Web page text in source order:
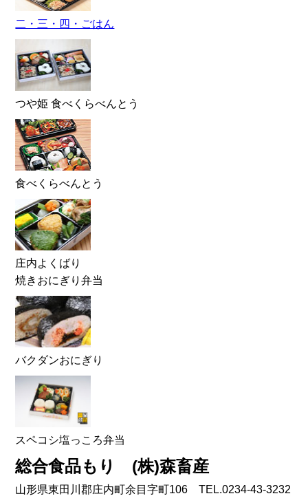
二・三・四・ごはん
つや姫 食べくらべんとう
食べくらべんとう
庄内よくばり
焼きおにぎり弁当
バクダンおにぎり
スペコシ塩っころ弁当
総合食品もり (株)森畜産
山形県東田川郡庄内町余目字町106 TEL.0234-43-3232